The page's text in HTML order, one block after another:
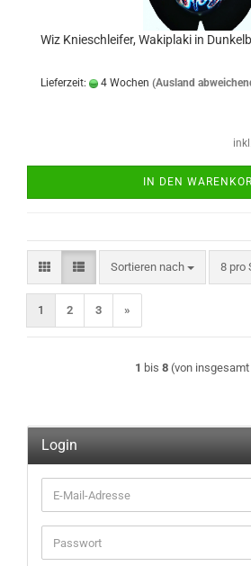
Wiz Knieschleifer, Wakiplaki in
Lieferzeit: 4 Wochen (Ausland
IN DEN
Sortieren nach
Sortieren nach 8 pro
pro
1 2 3 »
1 bis 8(von insgesamt
Login
E-
Mail-
Adresse
Passwort